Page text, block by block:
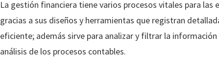
La gestión financiera tiene varios procesos vitales para
gracias a sus diseños y herramientas que registran
eficiente; además sirve para analizar y filtrar la
análisis de los procesos contables.